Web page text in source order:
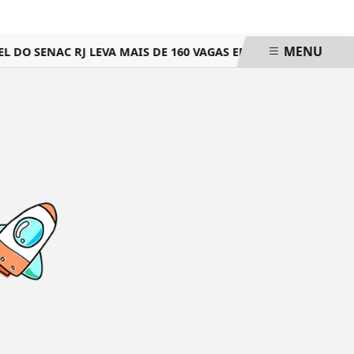
DO SENAC RJ LEVA MAIS DE 160 VAGAS EM CURSOSMENU